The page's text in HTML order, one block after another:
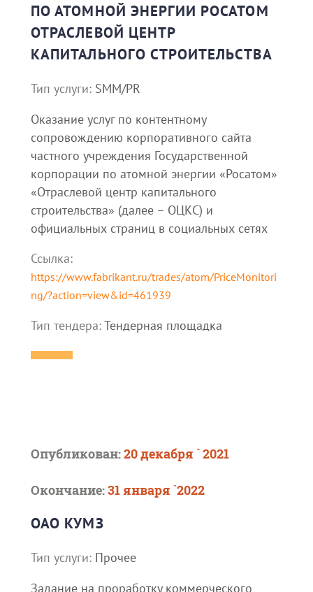
ПО АТОМНОЙ ЭНЕРГИИ РОСАТОМ
ОТРАСЛЕВОЙ ЦЕНТР
КАПИТАЛЬНОГО СТРОИТЕЛЬСТВА
Тип услуги: SMM/PR
Оказание услуг по контентному
сопровождению корпоративного сайта
частного учреждения Государственной
корпорации по атомной энергии «Росатом»
«Отраслевой центр капитального
строительства» (далее – ОЦКС) и
официальных страниц в социальных сетях
Ссылка:
https://www.fabrikant.ru/trades/atom/PriceMonitori
ng/?action=view&id=461939
Тип тендера:Тендерная площадка
Опубликован:20 декабря ` 2021
Окончание:31 января `2022
ОАО КУМЗ
Тип услуги: Прочее
Задание на проработку коммерческого